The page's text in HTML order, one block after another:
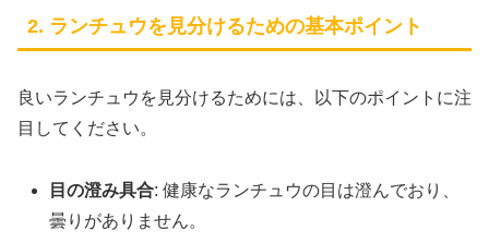
2. ランチュウを見分けるための基本ポイント
良いランチュウを見分けるためには、以下のポイントに注
目してください。
目の澄み具合: 健康なランチュウの目は澄んでおり、
曇りがありません。